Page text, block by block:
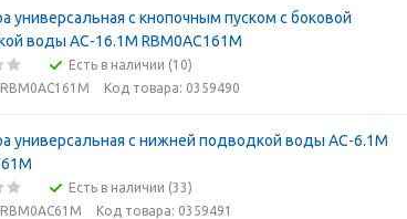
универсальная с кнопочным пуском с боковой
воды АС-16.1М RBM0АС161M
Есть в наличии (10)
Код товара: 0359490
универсальная с нижней подводкой воды АС-6.1М
Есть в наличии (33)
Код товара: 0359491